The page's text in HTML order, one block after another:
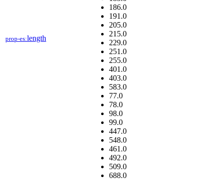
prop-es:length
186.0
191.0
205.0
215.0
229.0
251.0
255.0
401.0
403.0
583.0
77.0
78.0
98.0
99.0
447.0
548.0
461.0
492.0
509.0
688.0